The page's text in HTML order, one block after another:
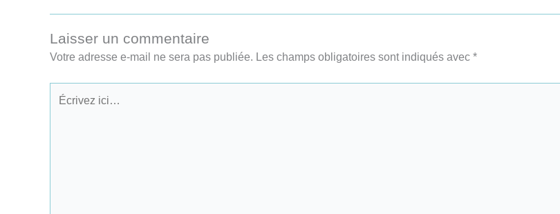
Laisser un commentaire
Votre adresse e-mail ne sera pas publiée. Les champs obligatoires sont indiqués avec *